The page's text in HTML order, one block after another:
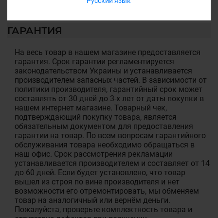
ГАРАНТИЯ
На весь товар в нашем магазине предоставляется
гарантия. Срок гарантии регламентируется
законодательством Украины и устанавливается
производителем запасных частей. В зависимости от
политики производителя, гарантийный срок может
составлять от 30 дней до 3-х лет от даты покупки в
нашем интернет магазине. Товарный чек,
подтверждающий покупку товара, является
обязательным документом для предоставления
гарантии на товар. По всем вопросам гарантийного
обслуживания товара необходимо обращаться в
наш офис. Срок рассмотрения рекламации
устанавливается производителем и составляет от 14
до 60 дней. Если будет установлено, что товар
вышел из строя по вине производителя и нет
возможности его отремонтировать, мы обменяем
товар на аналогичный или вернём деньги.
Пожалуйста, проверьте комплектность товара и